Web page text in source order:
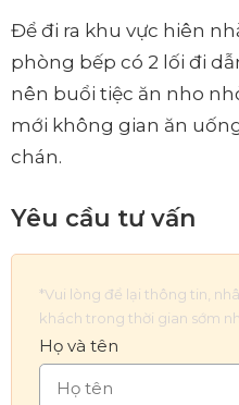
Để đi ra khu vực hiên
phòng bếp có 2 lối đi
nên buổi tiệc ăn nho
mới không gian ăn
chán.
Yêu cầu tư vấn
*Vui lòng để lại thông tin,
khách trong thời gian sớm
Họ và tên